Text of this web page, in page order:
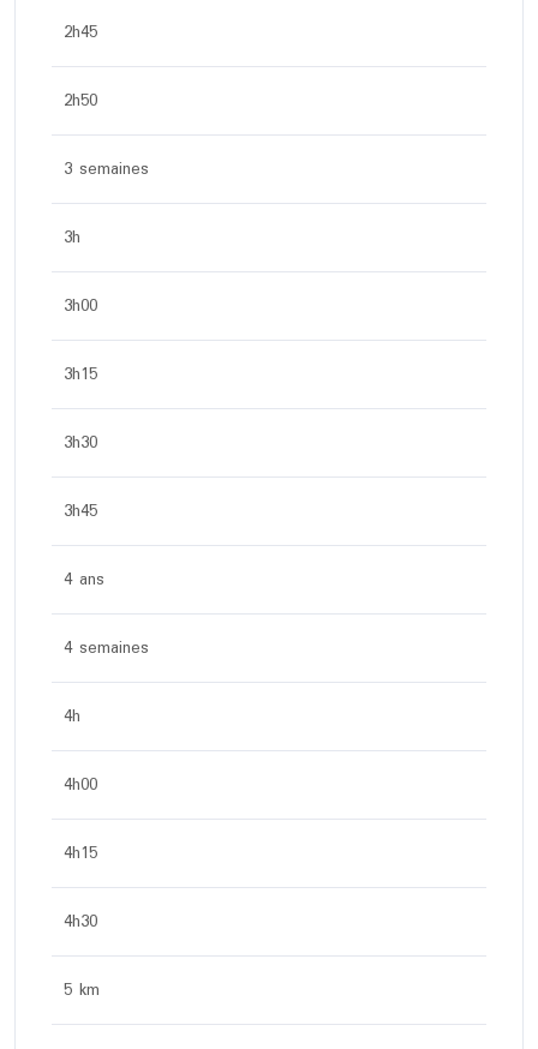
2h45
2h50
3 semaines
3h
3h00
3h15
3h30
3h45
4 ans
4 semaines
4h
4h00
4h15
4h30
5 km